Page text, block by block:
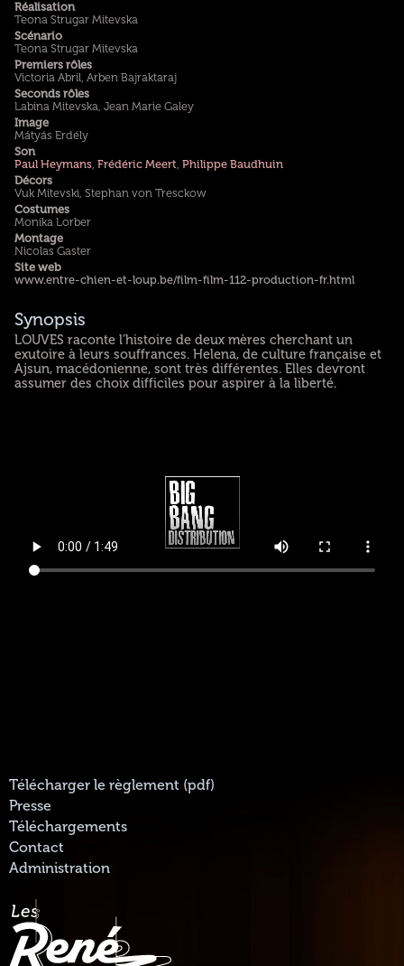
Réalisation
Teona Strugar Mitevska
Scénario
Teona Strugar Mitevska
Premiers rôles
Victoria Abril, Arben Bajraktaraj
Seconds rôles
Labina Mitevska, Jean Marie Galey
Image
Mátyás Erdély
Son
Paul Heymans, Frédéric Meert, Philippe Baudhuin
Décors
Vuk Mitevski, Stephan von Tresckow
Costumes
Monika Lorber
Montage
Nicolas Gaster
Site web
www.entre-chien-et-loup.be/film-film-112-production-fr.html
Synopsis
LOUVES raconte l’histoire de deux mères cherchant un
exutoire à leurs souffrances. Helena, de culture française et
Ajsun, macédonienne, sont très différentes. Elles devront
assumer des choix difficiles pour aspirer à la liberté.
Télécharger le règlement (pdf)
Presse
Téléchargements
Contact
Administration